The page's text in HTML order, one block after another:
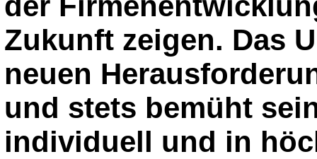
Zukunft zeigen. Das
neuen
und stets bemüht
individuell und in